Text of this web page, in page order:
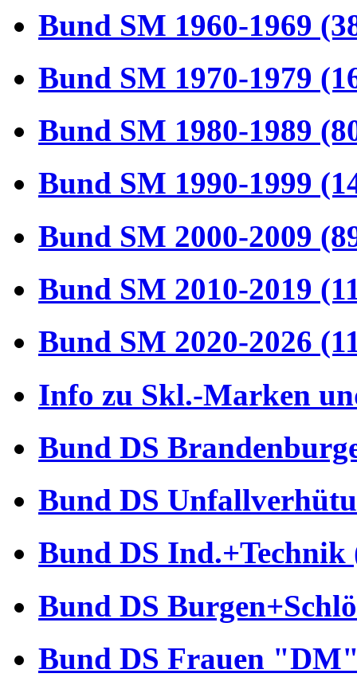
Bund SM 1960-1969
Bund SM 1970-1979
Bund SM 1980-1989
Bund SM 1990-1999
Bund SM 2000-2009
Bund SM 2010-2019
Bund SM 2020-2026
Info zu Skl.-Marken
Bund DS
Bund DS
Bund DS Ind.+Technik
Bund DS
Bund DS Frauen